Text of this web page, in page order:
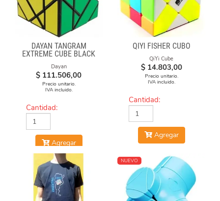
DAYAN TANGRAM
EXTREME CUBE BLACK
Dayan
$ 111.506,00
Precio unitario.
IVA incluido.
Cantidad:
Agregar
QIYI FISHER CUBO
QiYi Cube
$ 14.803,00
Precio unitario.
IVA incluido.
Cantidad:
Agregar
NUEVO